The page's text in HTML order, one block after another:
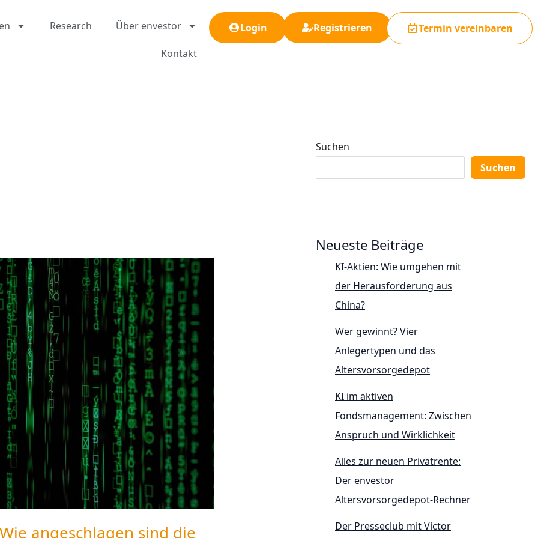
Research Über envestor
Kontakt
Login Registrieren Termin vereinbaren
angeschlagen sind die
Suchen
Suchen
Neueste Beiträge
KI-Aktien: Wie umgehen mit
der Herausforderung aus
China?
Wer gewinnt? Vier
Anlegertypen und das
Altersvorsorgedepot
KI im aktiven
Fondsmanagement: Zwischen
Anspruch und Wirklichkeit
Alles zur neuen Privatrente:
Der envestor
Altersvorsorgedepot-Rechner
Der Presseclub mit Victor